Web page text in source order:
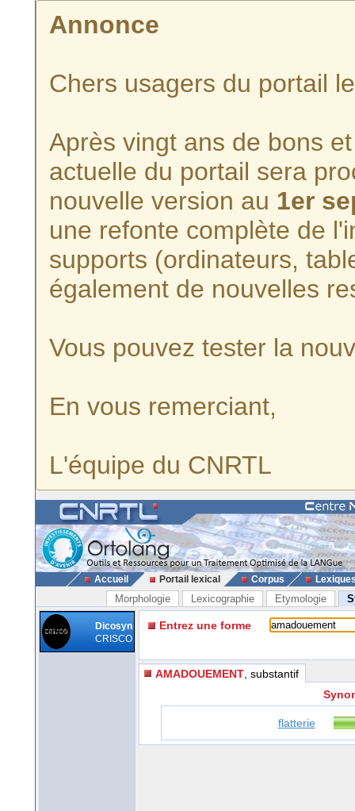
Annonce
Chers usagers du portail
Après vingt ans de bons
actuelle du portail sera
nouvelle version au 1er
une refonte complète de
supports (ordinateurs,
également de nouvelles
Vous pouvez tester la
En vous remerciant,
L'équipe du CNRTL
Accueil Portail lexical Corpus
Morphologie Lexicographie Etymologie
Dicosyn
CRISCO
Entrez une forme
AMADOUEMENT , substantif
flatterie